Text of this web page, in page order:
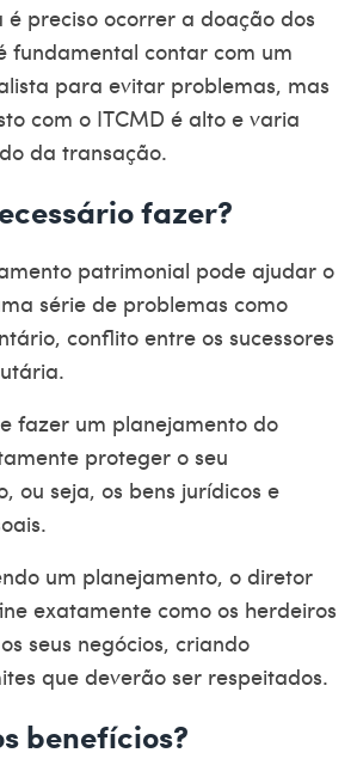
é preciso ocorrer a doação dos
fundamental contar com um
para evitar problemas, mas
com o ITCMD é alto e varia
da transação.
fazer?
patrimonial pode ajudar o
série de problemas como
conflito entre os sucessores
fazer um planejamento do
proteger o seu
ou seja, os bens jurídicos e
um planejamento, o diretor
exatamente como os herdeiros
seus negócios, criando
que deverão ser respeitados.
benefícios?